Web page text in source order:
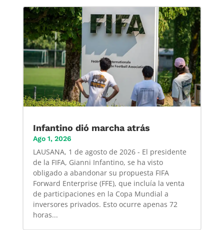
Infantino dió marcha atrás
Ago 1, 2026
LAUSANA, 1 de agosto de 2026 - El presidente
de la FIFA, Gianni Infantino, se ha visto
obligado a abandonar su propuesta FIFA
Forward Enterprise (FFE), que incluía la venta
de participaciones en la Copa Mundial a
inversores privados. Esto ocurre apenas 72
horas...